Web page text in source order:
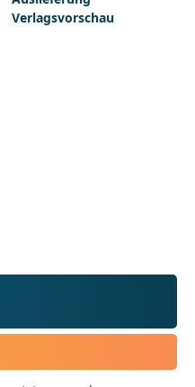
Verlagsvorschau